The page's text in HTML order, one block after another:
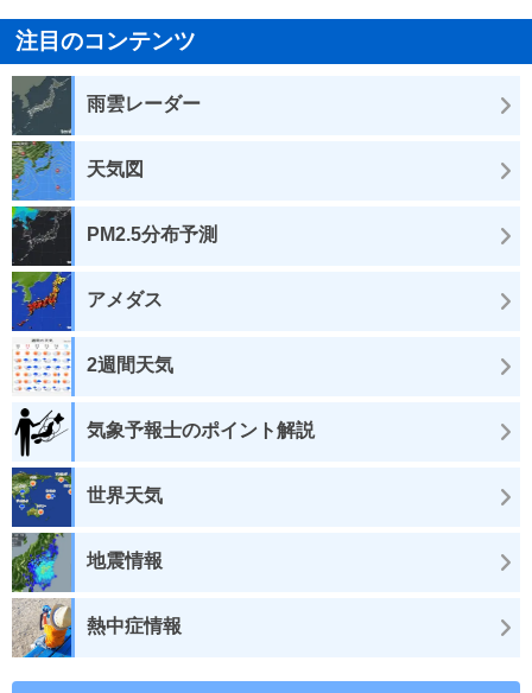
注目のコンテンツ
雨雲レーダー
天気図
PM2.5分布予測
アメダス
2週間天気
気象予報士のポイント解説
世界天気
地震情報
熱中症情報